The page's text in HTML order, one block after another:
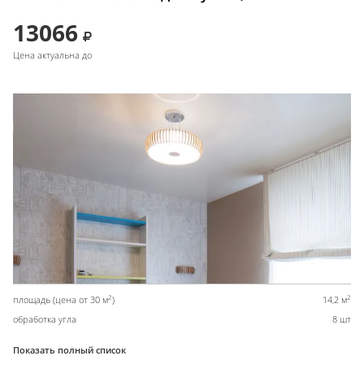
13066
Цена актуальна до
площадь (цена от 30 м2) 14,2 м2
обработка угла 8 шт
Показать полный список